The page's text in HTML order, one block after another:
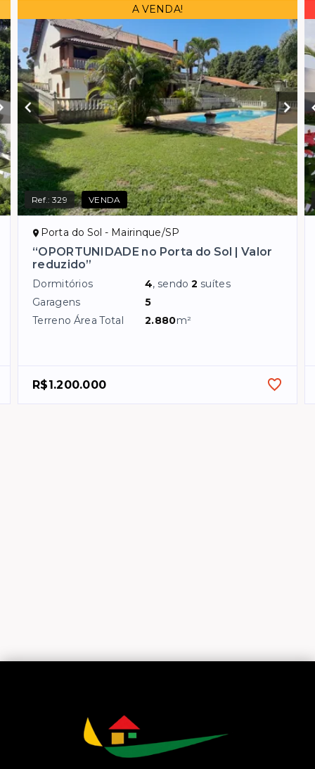
A VENDA!
Ref.:329 VENDA
Porta do Sol - Mairinque/SP
“OPORTUNIDADE no Porta do Sol | Valor
reduzido”
Dormitórios 4, sendo2 suítes
Garagens
5
Terreno Área Total
2.880m²
R$1.200.000